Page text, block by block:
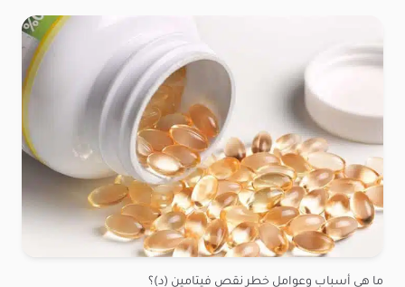
ما هي أسباب وعوامل خطر نقص فيتامين (د)؟